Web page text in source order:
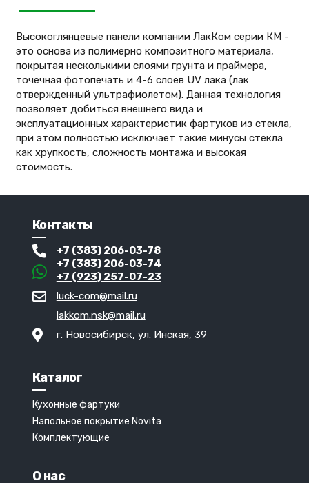
Высокоглянцевые панели компании ЛакКом серии КМ -
это основа из полимерно композитного материала,
покрытая несколькими слоями грунта и праймера,
точечная фотопечать и 4-6 слоев UV лака (лак
отвержденный ультрафиолетом). Данная технология
позволяет добиться внешнего вида и
эксплуатационных характеристик фартуков из стекла,
при этом полностью исключает такие минусы стекла
как хрупкость, сложность монтажа и высокая
стоимость.
Контакты
+7 (383) 206-03-78
+7 (383) 206-03-74
+7 (923) 257-07-23
luck-com@mail.ru
lakkom.nsk@mail.ru
г. Новосибирск, ул. Инская, 39
Каталог
Кухонные фартуки
Напольное покрытие Novita
Комплектующие
О нас